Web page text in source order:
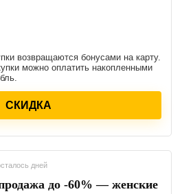
возвращаются бонусами на карту.
можно оплатить накопленными
СКИДКА
дней
до -60% — женские